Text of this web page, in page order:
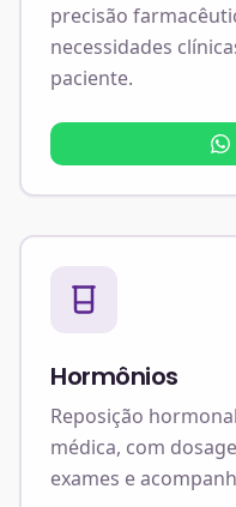
precisão
necessidades
paciente.
Hormônios
Reposição
médica, com
exames e